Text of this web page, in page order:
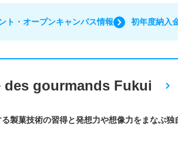
ト・オープンキャンパス情報 初年度納入
des gourmands Fukui
製菓技術の習得と発想力や想像力をまなぶ独